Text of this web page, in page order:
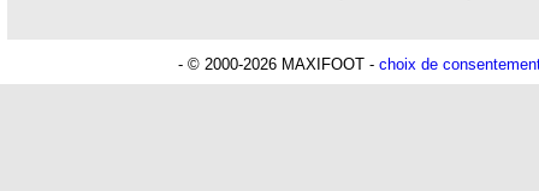
- © 2000-2026 MAXIFOOT - choix de